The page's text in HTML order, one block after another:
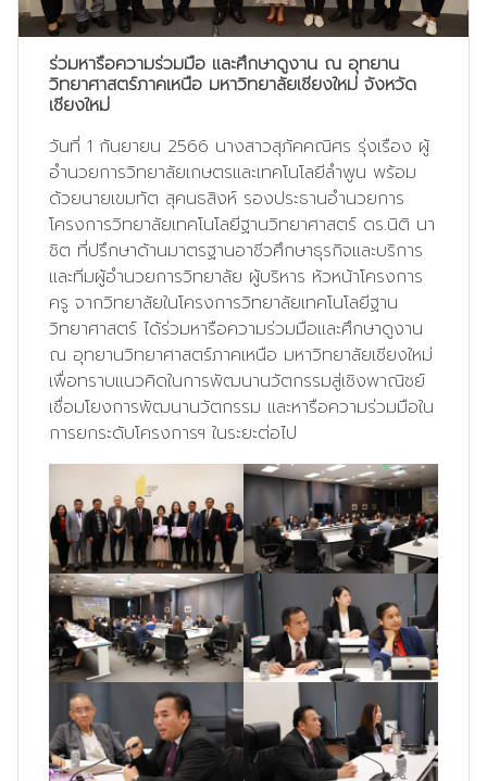
ร่วมหารือความร่วมมือ และศึกษาดูงาน ณ อุทยาน
วิทยาศาสตร์ภาคเหนือ มหาวิทยาลัยเชียงใหม่ จังหวัด
เชียงใหม่
วันที่ 1 กันยายน 2566 นางสาวสุภัคคณิศร รุ่งเรือง ผู้
อำนวยการวิทยาลัยเกษตรและเทคโนโลยีลำพูน พร้อม
ด้วยนายเขมทัต สุคนธสิงห์ รองประธานอำนวยการ
โครงการวิทยาลัยเทคโนโลยีฐานวิทยาศาสตร์ ดร.นิติ นา
ชิต ที่ปรึกษาด้านมาตรฐานอาชีวศึกษาธุรกิจและบริการ
และทีมผู้อำนวยการวิทยาลัย ผู้บริหาร หัวหน้าโครงการ
ครู จากวิทยาลัยในโครงการวิทยาลัยเทคโนโลยีฐาน
วิทยาศาสตร์ ได้ร่วมหารือความร่วมมือและศึกษาดูงาน
ณ อุทยานวิทยาศาสตร์ภาคเหนือ มหาวิทยาลัยเชียงใหม่
เพื่อทราบแนวคิดในการพัฒนานวัตกรรมสู่เชิงพาณิชย์
เชื่อมโยงการพัฒนานวัตกรรม และหารือความร่วมมือใน
การยกระดับโครงการฯ ในระยะต่อไป